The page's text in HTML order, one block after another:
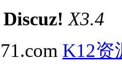
Discuz! X3.4
K12资